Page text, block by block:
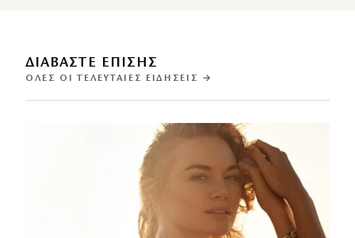
ΔΙΑΒΑΣΤΕ ΕΠΙΣΗΣ
ΌΛΕΣ ΟΙ ΤΕΛΕΥΤΑΊΕΣ ΕΙΔΉΣΕΙΣ →